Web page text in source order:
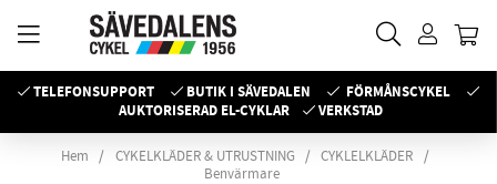
TELEFONSUPPORT BUTIK I SÄVEDALEN
FÖRMÅNSCYKEL
AUKTORISERAD EL-CYKLAR
VERKSTAD
Hem CYKELKLÄDER & UTRUSTNING
CYKLELKLÄDER
Benvärmare